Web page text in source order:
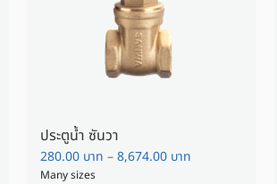
ประตูน้ำ ซันวา
280.00 บาท –8,674.00 บาท
Many sizes